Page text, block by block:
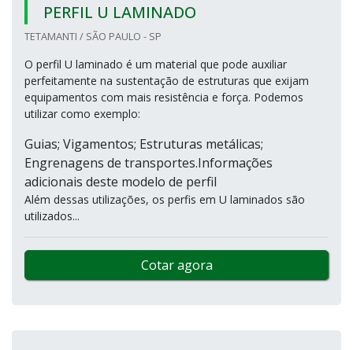
PERFIL U LAMINADO
TETAMANTI / SÃO PAULO - SP
O perfil U laminado é um material que pode auxiliar
perfeitamente na sustentação de estruturas que exijam
equipamentos com mais resistência e força. Podemos
utilizar como exemplo:
Guias; Vigamentos; Estruturas metálicas;
Engrenagens de transportes.Informações
adicionais deste modelo de perfil
Além dessas utilizações, os perfis em U laminados são
utilizados...
Cotar agora